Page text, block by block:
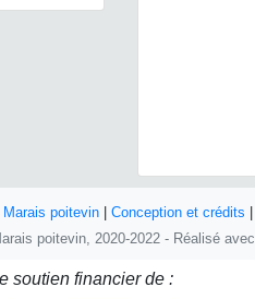
poitevin Conception et crédits
poitevin, 2020-2022 - Réalisé avec
soutien financier de :